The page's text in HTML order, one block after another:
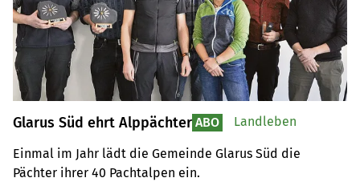
Glarus Süd ehrt Alppächter
Einmal im Jahr lädt die Gemeinde Glarus Süd die
Pächter ihrer 40 Pachtalpen ein.
ABO Landleben